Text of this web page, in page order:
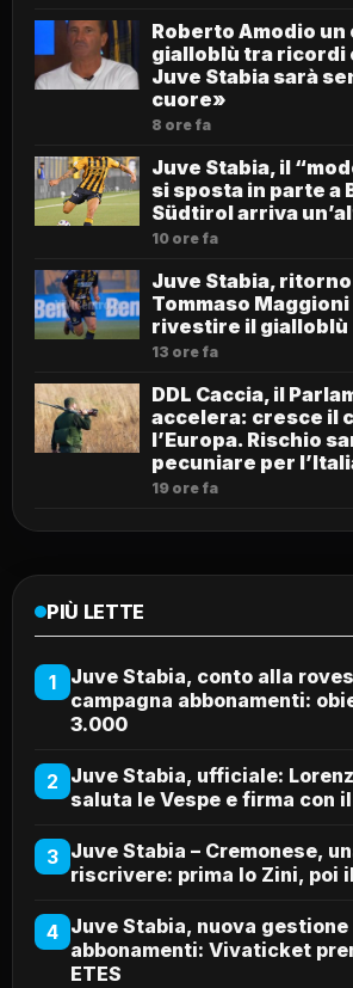
Roberto Amodio un
gialloblù tra ricordi
Juve Stabia sarà
cuore»
8 ore fa
Juve Stabia, il
si sposta in parte a
Südtirol arriva
10 ore fa
Juve Stabia,
Tommaso
rivestire il gialloblù
13 ore fa
DDL Caccia, il
accelera: cresce il
l’Europa. Rischio
pecuniare per
19 ore fa
PIÙ LETTE
1
Juve Stabia, conto alla
campagna abbonamenti:
3.000
2 Juve Stabia, ufficiale:
saluta le Vespe e firma con
3 Juve Stabia – Cremonese,
riscrivere: prima lo Zini, poi
4 Juve Stabia, nuova
abbonamenti: Vivaticket
ETES